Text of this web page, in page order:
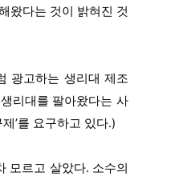
왔다는 것이 밝혀진 것
광고하는 생리대 제조
리대를 팔아왔다는 사
’를 요구하고 있다.)
모르고 살았다. 소수의